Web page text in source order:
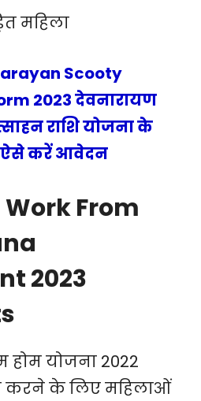
महिला
Scooty
2023 देवनारायण
राशि योजना के
ऐसे करें आवेदन
From
2023
होम योजना 2022
के लिए महिलाओं